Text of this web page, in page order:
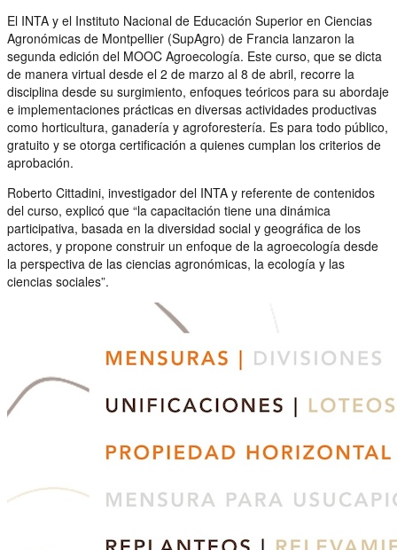
El INTA y el Instituto Nacional de Educación Superior en Ciencias
Agronómicas de Montpellier (SupAgro) de Francia lanzaron la
segunda edición del MOOC Agroecología. Este curso, que se dicta
de manera virtual desde el 2 de marzo al 8 de abril, recorre la
disciplina desde su surgimiento, enfoques teóricos para su abordaje
e implementaciones prácticas en diversas actividades productivas
como horticultura, ganadería y agroforestería. Es para todo público,
gratuito y se otorga certificación a quienes cumplan los criterios de
aprobación.
Roberto Cittadini, investigador del INTA y referente de contenidos
del curso, explicó que “la capacitación tiene una dinámica
participativa, basada en la diversidad social y geográfica de los
actores, y propone construir un enfoque de la agroecología desde
la perspectiva de las ciencias agronómicas, la ecología y las
ciencias sociales”.